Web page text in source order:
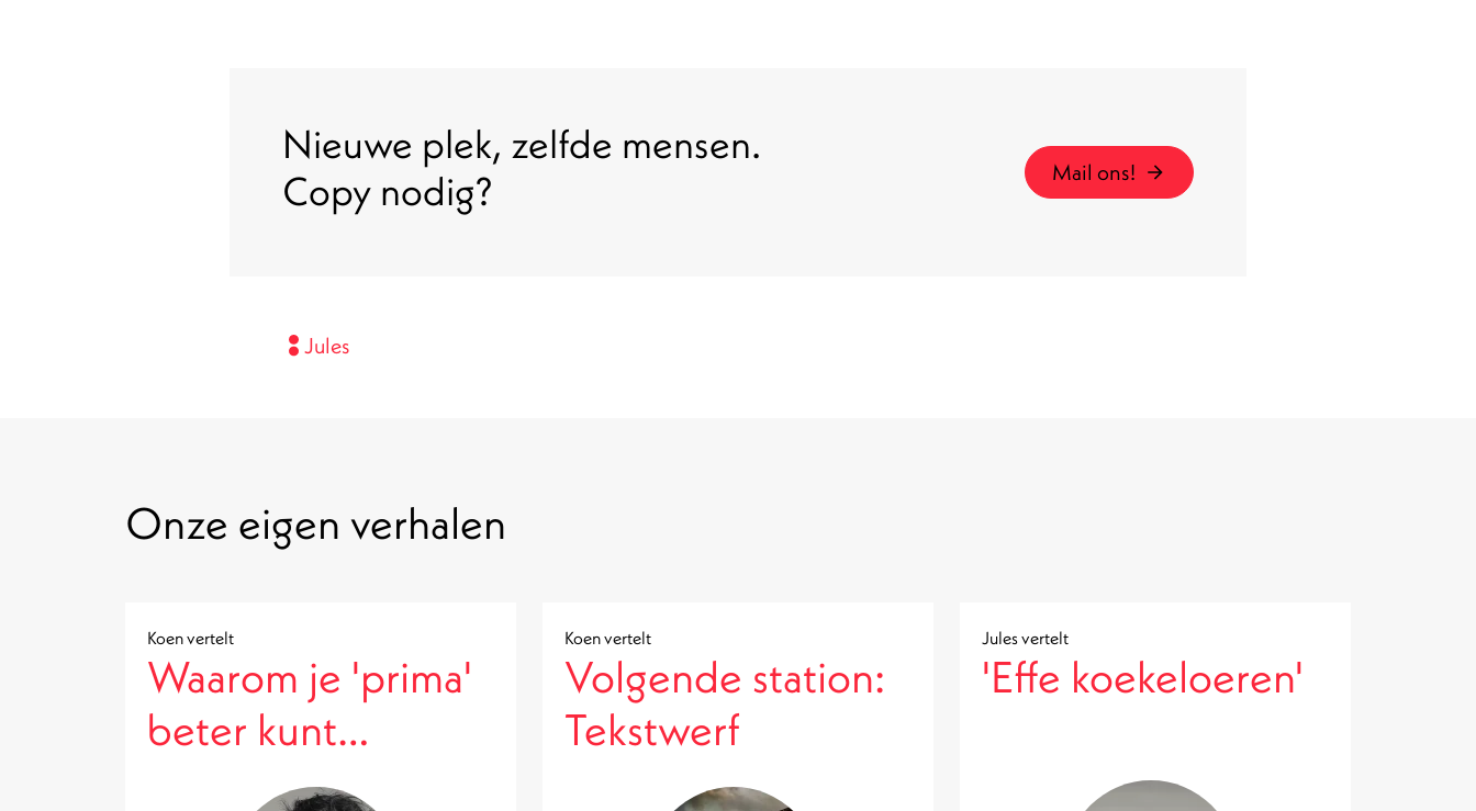
Nieuwe plek, zelfde mensen.
Copy nodig?
Mail ons!
Jules
Onze eigen verhalen
Koen vertelt
Waarom je 'prima'
beter kunt
vermijden
Koen vertelt
Volgende station:
Tekstwerf
Jules vertelt
'Effe koekeloeren'